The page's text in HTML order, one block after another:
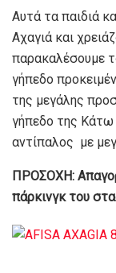
Αυτά τα παιδιά
Αχαγιά και
παρακαλέσουμε
γήπεδο
της μεγάλης
γήπεδο της Κάτω
αντίπαλος με
ΠΡΟΣΟΧΗ:
πάρκινγκ του